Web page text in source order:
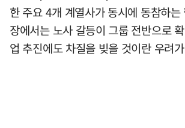
한 주요 4개 계열사가 동시에 동참하는
장에서는 노사 갈등이 그룹 전반으로
업 추진에도 차질을 빚을 것이란 우려